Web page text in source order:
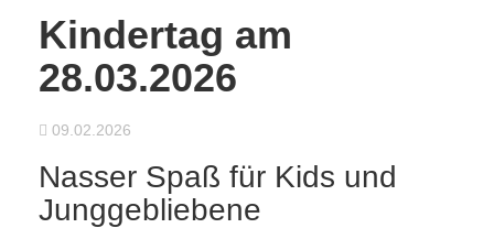
Kindertag am
28.03.2026
09.02.2026
Nasser Spaß für Kids und
Junggebliebene